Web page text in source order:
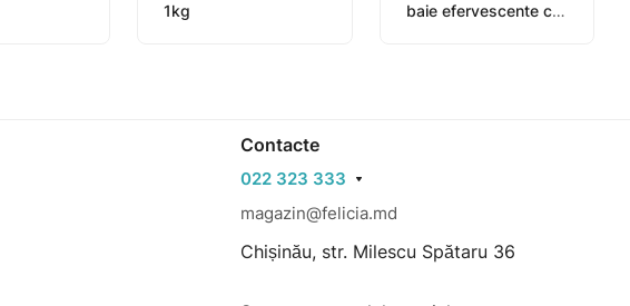
1kg
baie efervescente cu
Contacte
022 323 333
magazin@felicia.md
Chișinău, str. Milescu Spătaru 36